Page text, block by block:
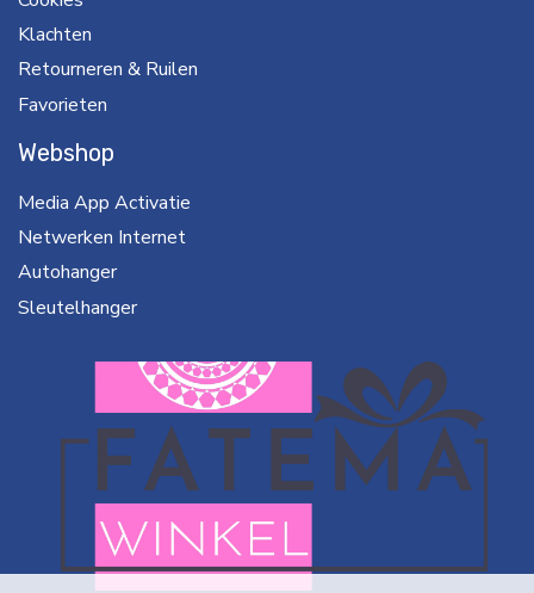
Klachten
Retourneren & Ruilen
Favorieten
Webshop
Media App Activatie
Netwerken Internet
Autohanger
Sleutelhanger